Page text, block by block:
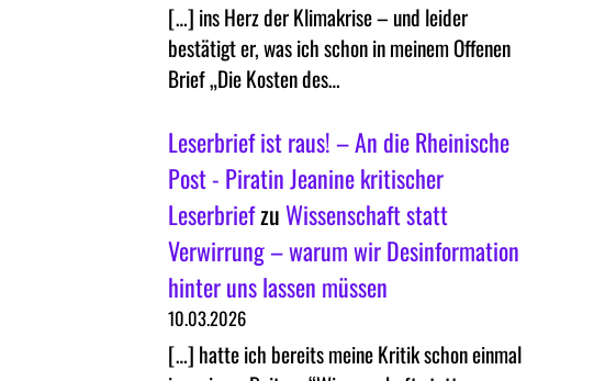
[…] ins Herz der Klimakrise – und leider
bestätigt er, was ich schon in meinem Offenen
Brief „Die Kosten des…
Leserbrief ist raus! – An die Rheinische
Post - Piratin Jeanine kritischer
LeserbriefzuWissenschaft statt
Verwirrung – warum wir Desinformation
hinter uns lassen müssen
10.03.2026
[…] hatte ich bereits meine Kritik schon einmal